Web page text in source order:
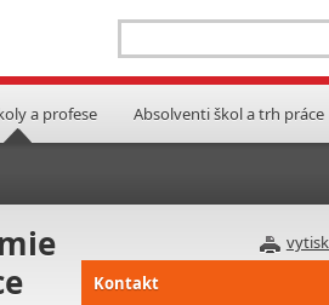
a profese Absolventi škol a trh práce
Kontakt